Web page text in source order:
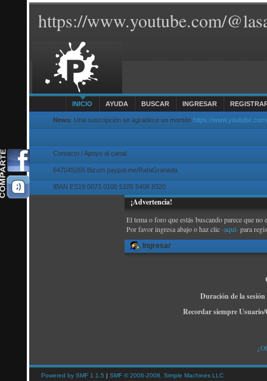
https://www.youtube.com/
INICIO AYUDA BUSCAR INGRESAR
News: Una suscripción se agradece un montón https://
Contacto / Apoyo al canal
647045265 Bizum paypal.me/RafaGranada
IBAN ES19 0073 0100 5105 5408 8320
¡Advertencia!
El tema o foro que estás buscando parece que
Por favor ingresa abajo o haz clic-aquí-para
Ingresar
Duración de la
Recordar siempre
Powered by SMF 1.1.5 | SMF © 2006-2008, Simple Machines LLC